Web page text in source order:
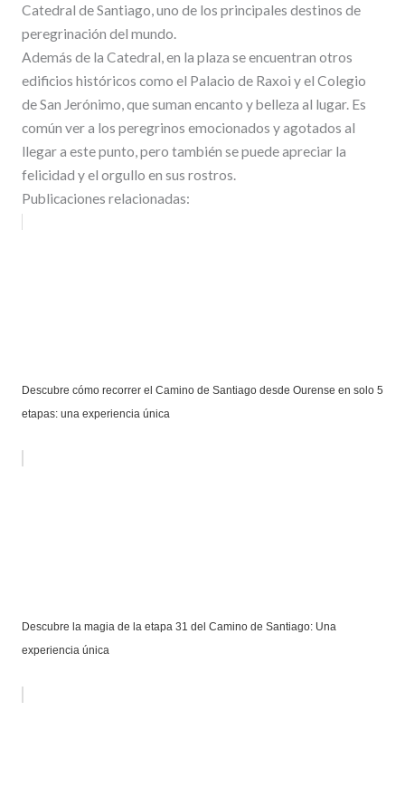
Catedral de Santiago, uno de los principales destinos de
peregrinación del mundo.
Además de la Catedral, en la plaza se encuentran otros
edificios históricos como el Palacio de Raxoi y el Colegio
de San Jerónimo, que suman encanto y belleza al lugar. Es
común ver a los peregrinos emocionados y agotados al
llegar a este punto, pero también se puede apreciar la
felicidad y el orgullo en sus rostros.
Publicaciones relacionadas:
Descubre cómo recorrer el Camino de Santiago desde Ourense en solo 5
etapas: una experiencia única
Descubre la magia de la etapa 31 del Camino de Santiago: Una
experiencia única